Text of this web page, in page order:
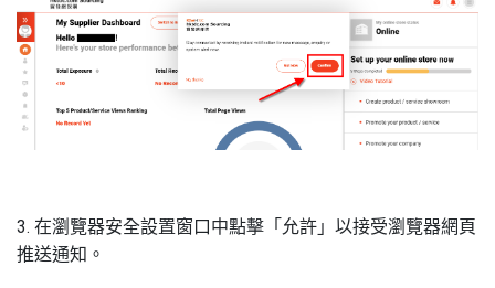
3. 在瀏覽器安全設置窗口中點擊「允許」以接受瀏覽器網頁
推送通知。